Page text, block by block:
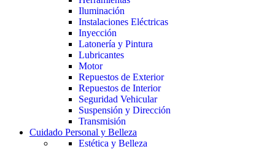
Iluminación
Instalaciones Eléctricas
Inyección
Latonería y Pintura
Lubricantes
Motor
Repuestos de Exterior
Repuestos de Interior
Seguridad Vehicular
Suspensión y Dirección
Transmisión
Cuidado Personal y Belleza
Estética y Belleza